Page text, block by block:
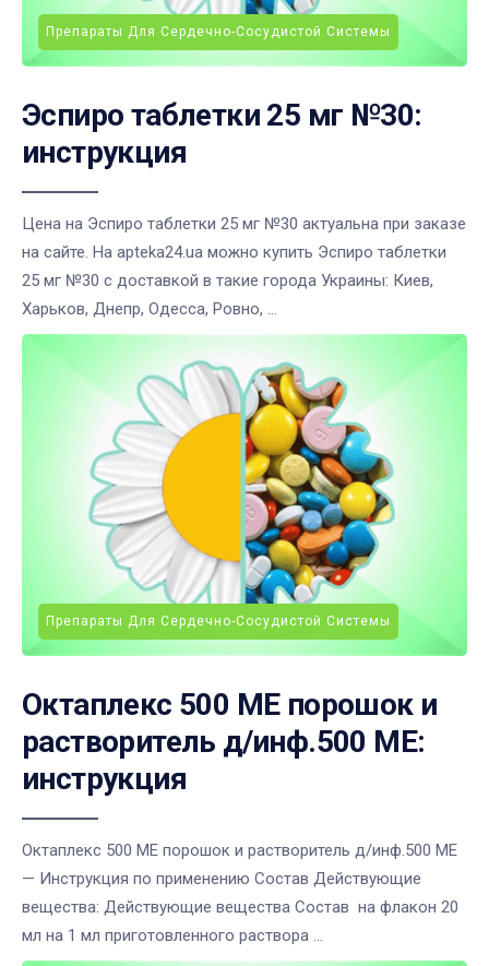
Препараты Для Сердечно-Сосудистой Системы
Эспиро таблетки 25 мг №30:
инструкция
Цена на Эспиро таблетки 25 мг №30 актуальна при заказе
на сайте. На apteka24.ua можно купить Эспиро таблетки
25 мг №30 с доставкой в такие города Украины: Киев,
Харьков, Днепр, Одесса, Ровно, ...
Препараты Для Сердечно-Сосудистой Системы
Октаплекс 500 МЕ порошок и
растворитель д/инф.500 МЕ:
инструкция
Октаплекс 500 МЕ порошок и растворитель д/инф.500 МЕ
— Инструкция по применению Состав Действующие
вещества: Действующие вещества Состав на флакон 20
мл на 1 мл приготовленного раствора ...